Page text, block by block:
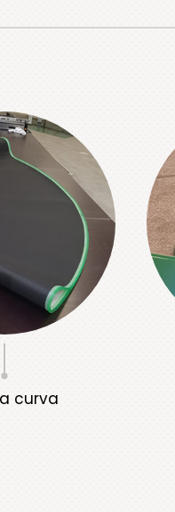
curva